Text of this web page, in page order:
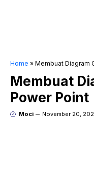
Home » Membuat Diagram
Membuat
Power Point
Moci November 20,